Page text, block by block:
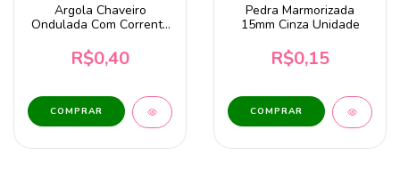
Argola Chaveiro
Ondulada Com Corrente
R$0,40
Pedra Marmorizada
15mm Cinza Unidade
R$0,15